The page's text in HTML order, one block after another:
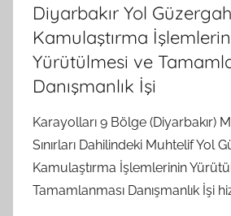
Diyarbakır Yol
Kamulaştırma
Yürütülmesi ve
Danışmanlık İşi
Karayolları 9 Bölge (Diyarbakır)
Sınırları Dahilindeki Muhtelif Yol
Kamulaştırma İşlemlerinin
Tamamlanması Danışmanlık İşi